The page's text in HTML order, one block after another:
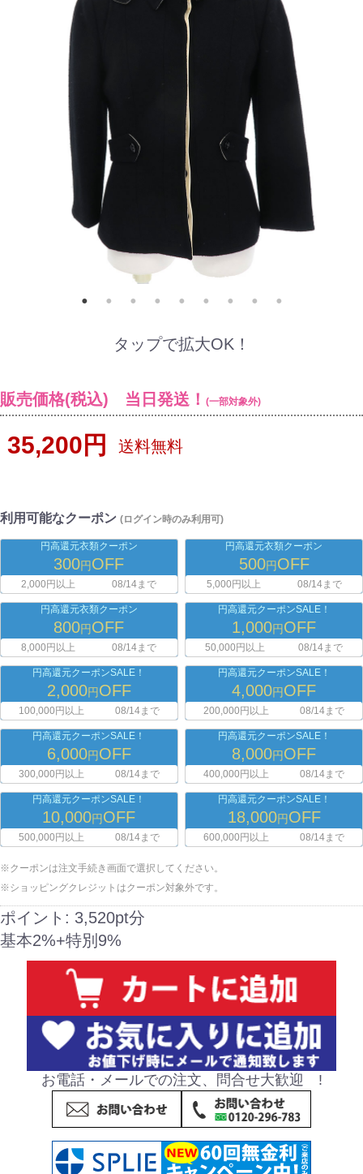
タップで拡大OK！
販売価格(税込) 当日発送！ (一部対象外)
35,200円 送料無料
利用可能なクーポン (ログイン時のみ利用可)
円高還元衣類クーポン
300円OFF
2,000円以上 08/14まで
円高還元衣類クーポン
500円OFF
5,000円以上 08/14まで
円高還元衣類クーポン
800円OFF
8,000円以上 08/14まで
円高還元クーポンSALE！
1,000円OFF
50,000円以上 08/14まで
円高還元クーポンSALE！
2,000円OFF
100,000円以上 08/14まで
円高還元クーポンSALE！
4,000円OFF
200,000円以上 08/14まで
円高還元クーポンSALE！
6,000円OFF
300,000円以上 08/14まで
円高還元クーポンSALE！
8,000円OFF
400,000円以上 08/14まで
円高還元クーポンSALE！
10,000円OFF
500,000円以上 08/14まで
円高還元クーポンSALE！
18,000円OFF
600,000円以上 08/14まで
※クーポンは注文手続き画面で選択してください。
※ショッピングクレジットはクーポン対象外です。
ポイント: 3,520pt分
基本2%+特別9%
お電話・メールでの注文、問合せ大歓迎 !